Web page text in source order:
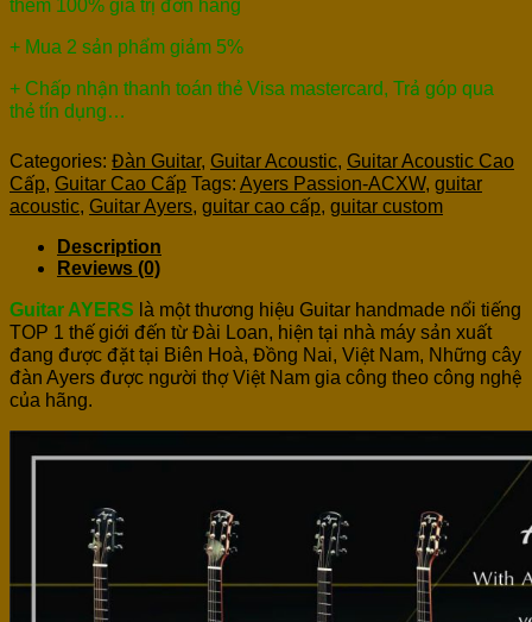
thêm 100% giá trị đơn hàng
+ Mua 2 sản phẩm giảm 5%
+ Chấp nhận thanh toán thẻ Visa mastercard, Trả góp qua
thẻ tín dụng…
Categories: Đàn Guitar, Guitar Acoustic, Guitar Acoustic Cao
Cấp, Guitar Cao Cấp Tags: Ayers Passion-ACXW, guitar
acoustic, Guitar Ayers, guitar cao cấp, guitar custom
Description
Reviews (0)
Guitar AYERS là một thương hiệu Guitar handmade nổi tiếng
TOP 1 thế giới đến từ Đài Loan, hiện tại nhà máy sản xuất
đang được đặt tại Biên Hoà, Đồng Nai, Việt Nam, Những cây
đàn Ayers được người thợ Việt Nam gia công theo công nghệ
của hãng.